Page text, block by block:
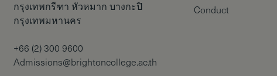
กรุงเทพกรีฑา หัวหมาก บางกะปิ
กรุงเทพมหานคร
+66 (2) 300 9600
Admissions@brightoncollege.ac.th
Conduct